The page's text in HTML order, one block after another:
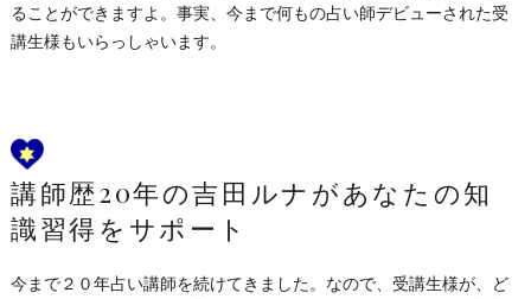
ることができますよ。事実、今まで何もの占い師デビューされた受
講生様もいらっしゃいます。
講師歴20年の吉田ルナがあなたの知
識習得をサポート
今まで２０年占い講師を続けてきました。なので、受講生様が、ど